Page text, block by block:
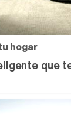
hogar
que